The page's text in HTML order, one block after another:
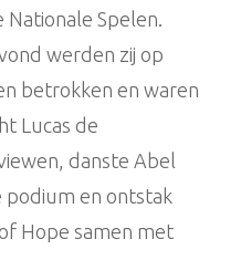
Spelen.
werden zij op
betrokken en waren
Lucas de
danste Abel
en ontstak
Hope samen met